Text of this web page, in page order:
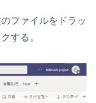
ファイルをドラッ
する。